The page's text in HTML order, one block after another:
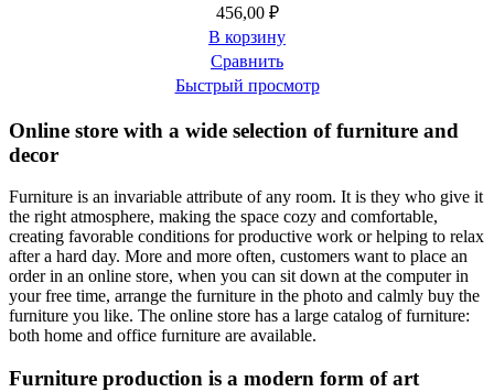
456,00 ₽
В корзину
Сравнить
Быстрый просмотр
Online store with a wide selection of furniture and
decor
Furniture is an invariable attribute of any room. It is they who give it
the right atmosphere, making the space cozy and comfortable,
creating favorable conditions for productive work or helping to relax
after a hard day. More and more often, customers want to place an
order in an online store, when you can sit down at the computer in
your free time, arrange the furniture in the photo and calmly buy the
furniture you like. The online store has a large catalog of furniture:
both home and office furniture are available.
Furniture production is a modern form of art